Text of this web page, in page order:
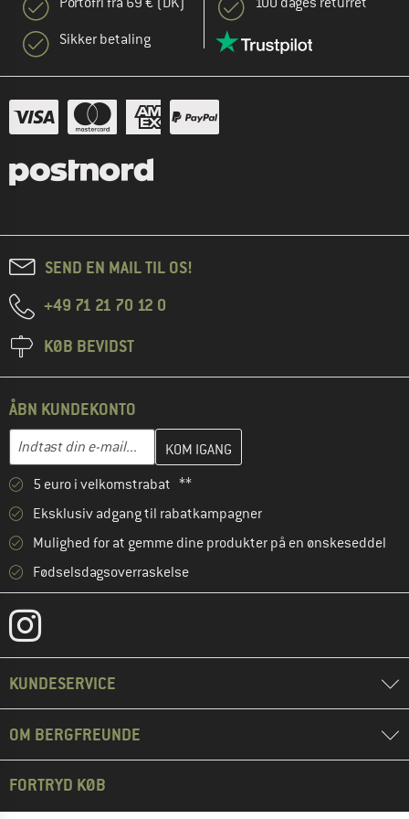
Sikker betaling
SEND EN MAIL TIL OS!
+49 71 21 70 12 0
KØB BEVIDST
ÅBN KUNDEKONTO
E-mail-adresse
Indtast din e-mailadresse her, og opret i næste trin din
5 euro i velkomstrabat **
Eksklusiv adgang til rabatkampagner
Mulighed for at gemme dine produkter på en ønskeseddel
Fødselsdagsoverraskelse
KUNDESERVICE
OM BERGFREUNDE
FORTRYD KØB